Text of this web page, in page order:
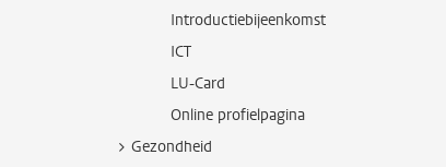
Introductiebijeenkomst
ICT
LU-Card
Online profielpagina
Gezondheid